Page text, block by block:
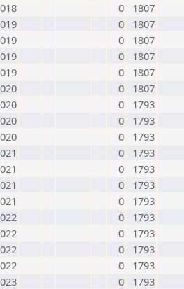
0
1807
0
1807
0
1807
0
1807
0
1807
0
1807
0
1793
0
1793
0
1793
0
1793
0
1793
0
1793
0
1793
0
1793
0
1793
0
1793
0
1793
0
1793